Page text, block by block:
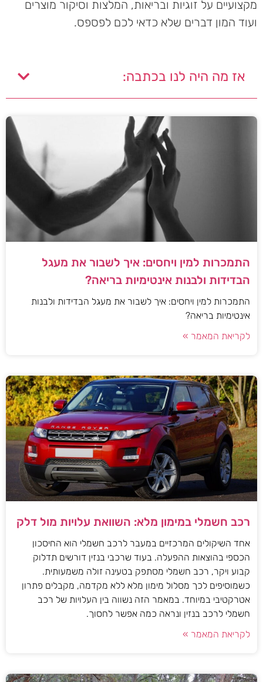
מקצועיים על זוגיות ובריאות, המלצות וסיקור מוצרים
ועוד המון דברים שלא כדאי לכם לפספס.
אז מה היה לנו בכתבה:
התמכרות למין ויחסים: איך לשבור את מעגל
הבדידות ולבנות אינטימיות בריאה?
התמכרות למין ויחסים: איך לשבור את מעגל הבדידות ולבנות
אינטימיות בריאה?
לקריאת המאמר »
רכב חשמלי במימון מלא: השוואת עלויות מול דלק
אחד השיקולים המרכזיים במעבר לרכב חשמלי הוא החיסכון
הכספי בהוצאות ההפעלה. בעוד שרכבי בנזין דורשים תדלוק
קבוע ויקר, רכב חשמלי מסתפק בטעינה זולה משמעותית.
כשמוסיפים לכך מסלול מימון מלא ללא מקדמה, מקבלים פתרון
אטרקטיבי במיוחד. במאמר הזה נשווה בין העלויות של רכב
חשמלי לרכב בנזין ונראה כמה אפשר לחסוך.
לקריאת המאמר »